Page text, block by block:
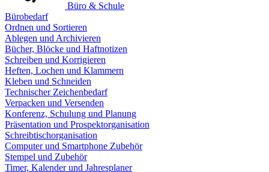
Büro & Schule
Bürobedarf
Ordnen und Sortieren
Ablegen und Archivieren
Bücher, Blöcke und Haftnotizen
Schreiben und Korrigieren
Heften, Lochen und Klammern
Kleben und Schneiden
Technischer Zeichenbedarf
Verpacken und Versenden
Konferenz, Schulung und Planung
Präsentation und Prospektorganisation
Schreibtischorganisation
Computer und Smartphone Zubehör
Stempel und Zubehör
Timer, Kalender und Jahresplaner